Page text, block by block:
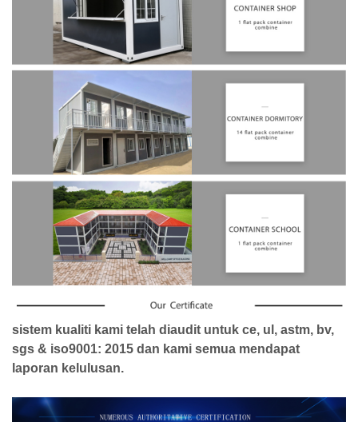
sistem kualiti kami telah diaudit untuk ce, ul, astm, bv,
sgs & iso9001: 2015 dan kami semua mendapat
laporan kelulusan.